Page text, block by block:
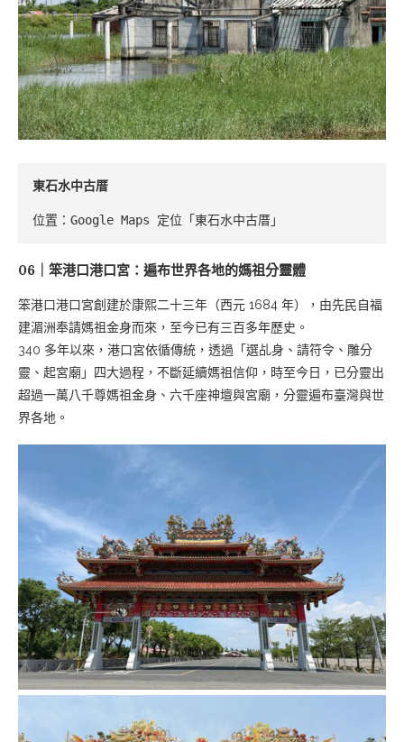
東石水中古厝
位置：Google Maps 定位「東石水中古厝」
06｜笨港口港口宮：遍布世界各地的媽祖分靈體
笨港口港口宮創建於康熙二十三年（西元 1684 年），由先民自福
建湄洲奉請媽祖金身而來，至今已有三百多年歷史。
340 多年以來，港口宮依循傳統，透過「選乩身、請符令、雕分
靈、起宮廟」四大過程，不斷延續媽祖信仰，時至今日，已分靈出
超過一萬八千尊媽祖金身、六千座神壇與宮廟，分靈遍布臺灣與世
界各地。